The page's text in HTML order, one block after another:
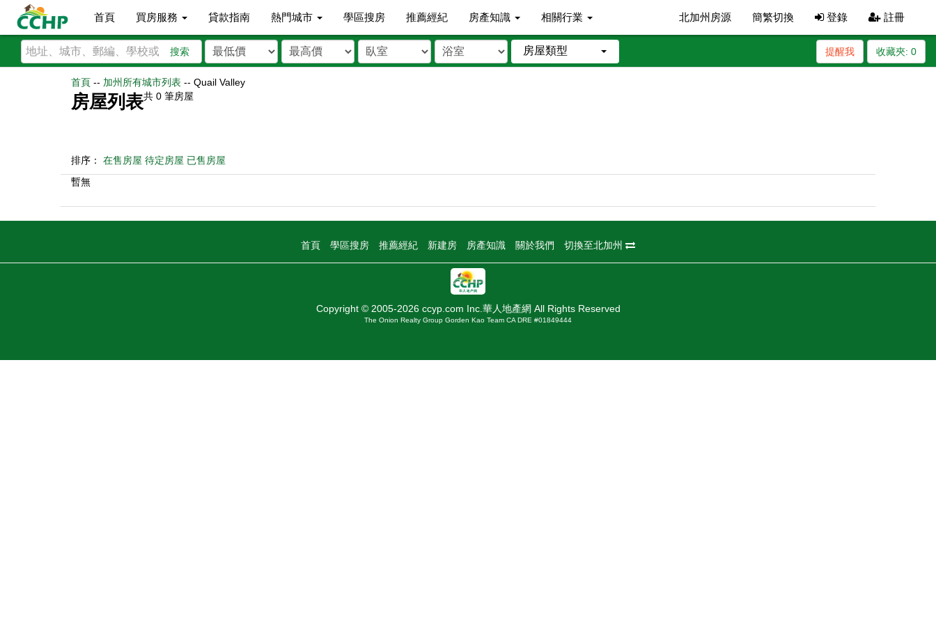
首頁 買房服務 貸款指南 熱門城市 學區搜房 推薦經紀 房產知識 相關行業 北加州房源 簡繁切換 登錄 註冊
搜索 房屋類型 收藏夾: 0
提醒我
首頁 -- 加州所有城市列表 -- Quail Valley
房屋列表共 0 筆房屋
排序： 在售房屋 待定房屋 已售房屋
暫無
首頁 學區搜房 推薦經紀 新建房 房產知識 關於我們 切換至北加州
Copyright © 2005-2026 ccyp.com Inc.華人地產網 All Rights Reserved
The Onion Realty Group Gorden Kao Team CA DRE #01849444